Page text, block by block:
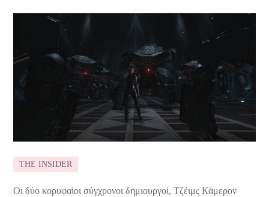
THE INSIDER
Οι δύο κορυφαίοι σύγχρονοι δημιουργοί, Τζέιμς Κάμερον